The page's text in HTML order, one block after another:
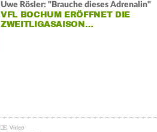
Uwe Rösler: "Brauche dieses Adrenalin"
VFL BOCHUM ERÖFFNET DIE
ZWEITLIGASAISON…